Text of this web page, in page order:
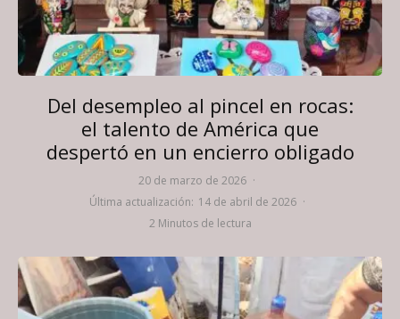
Del desempleo al pincel en rocas:
el talento de América que
despertó en un encierro obligado
20 de marzo de 2026 ·
Última actualización: 14 de abril de 2026 ·
2 Minutos de lectura